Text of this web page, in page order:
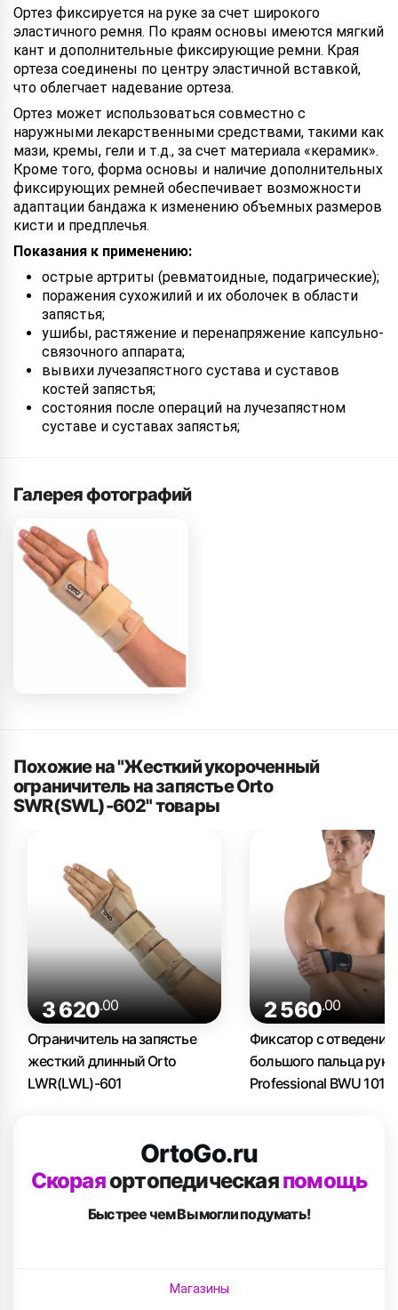
Ортез фиксируется на руке за счет широкого
эластичного ремня. По краям основы имеются мягкий
кант и дополнительные фиксирующие ремни. Края
ортеза соединены по центру эластичной вставкой,
что облегчает надевание ортеза.
Ортез может использоваться совместно с
наружными лекарственными средствами, такими как
мази, кремы, гели и т.д., за счет материала «керамик».
Кроме того, форма основы и наличие дополнительных
фиксирующих ремней обеспечивает возможности
адаптации бандажа к изменению объемных размеров
кисти и предплечья.
Показания к применению:
острые артриты (ревматоидные, подагрические);
поражения сухожилий и их оболочек в области
запястья;
ушибы, растяжение и перенапряжение капсульно-
связочного аппарата;
вывихи лучезапястного сустава и суставов
костей запястья;
состояния после операций на лучезапястном
суставе и суставах запястья;
Галерея фотографий
Похожие на "Жесткий укороченный
ограничитель на запястье Orto
SWR(SWL)-602" товары
3 620.00
Ограничитель на запястье
жесткий длинный Orto
LWR(LWL)-601
2 560.00
Фиксатор с
большого пальца
Professional BWU 101
OrtoGo.ru
Скораяортопедическаяпомощь
Быстрее чем Вымогли подумать!
Магазины